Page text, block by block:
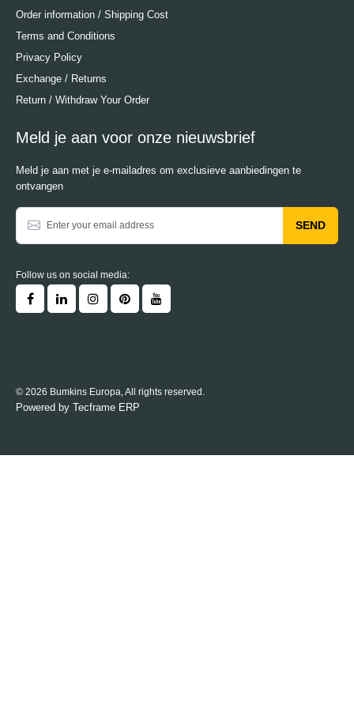
Order information / Shipping Cost
Terms and Conditions
Privacy Policy
Exchange / Returns
Return / Withdraw Your Order
Meld je aan voor onze nieuwsbrief
Meld je aan met je e-mailadres om exclusieve aanbiedingen te
ontvangen
SEND
Follow us on social media:
© 2026 Bumkins Europa, All rights reserved.
Powered by Tecframe ERP